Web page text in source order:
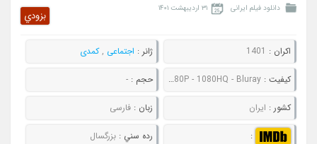
دانلود فیلم ایرانی ۳۱ اردیبهشت ۱۴۰۱
بزودي
اکران : 1401 ژانر : اجتماعی ,کمدی
کيفيت :480P - 720P - 1080P - 1080HQ - Bluray حجم : -
کشور : ایران زبان : فارسی
: رده سني : بزرگسال